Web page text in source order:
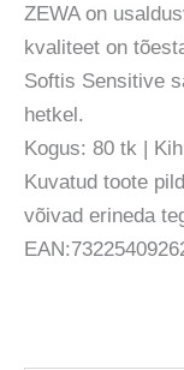
ZEWA on
kvaliteet on
Softis Sensitive
hetkel.
Kogus: 80 tk |
Kuvatud toote
võivad erineda